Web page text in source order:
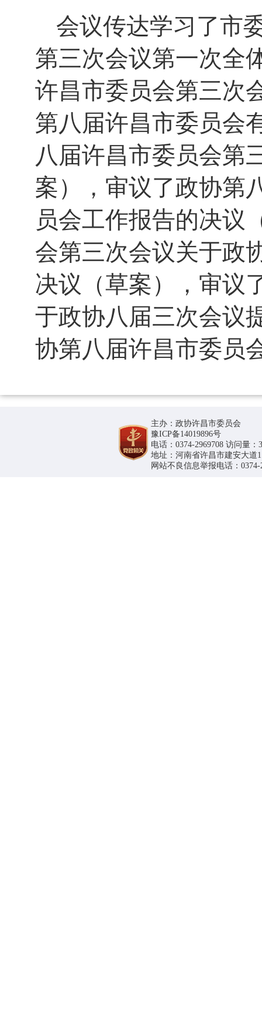
会议传达学习了市
第三次会议第一次全
许昌市委员会第三次
第八届许昌市委员会
八届许昌市委员会第
案），审议了政协第
员会工作报告的决议
会第三次会议关于政
决议（草案），审议
于政协八届三次会议
协第八届许昌市委员
主办：政协许昌市委员会
豫ICP备14019896号
电话：0374-2969708 访问量：
地址：河南省许昌市建安大道
网站不良信息举报电话：